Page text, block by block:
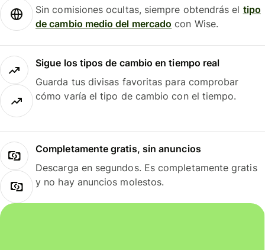
Sin comisiones ocultas, siempre obtendrás el tipo
de cambio medio del mercado con Wise.
Sigue los tipos de cambio en tiempo real
Guarda tus divisas favoritas para comprobar
cómo varía el tipo de cambio con el tiempo.
Completamente gratis, sin anuncios
Descarga en segundos. Es completamente gratis
y no hay anuncios molestos.